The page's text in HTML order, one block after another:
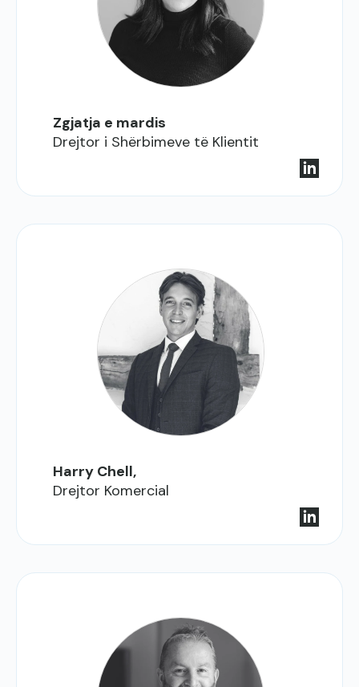
Zgjatja e mardis
Drejtor i Shërbimeve të Klientit
Harry Chell,
Drejtor Komercial